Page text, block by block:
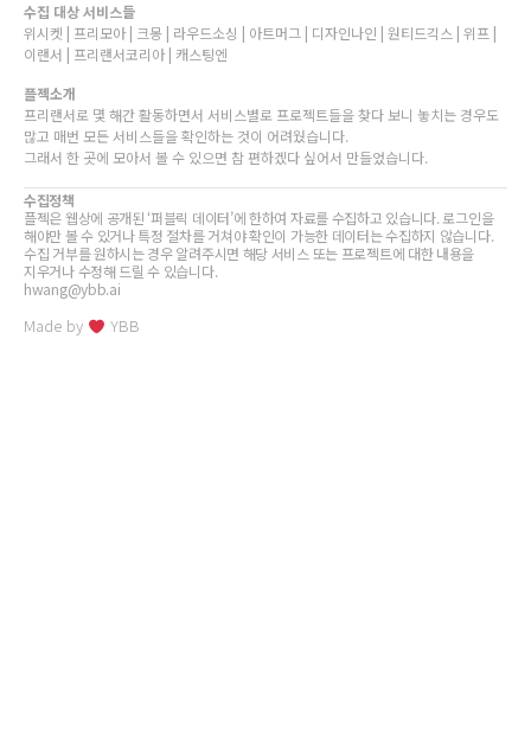
수집 대상 서비스들
위시켓 | 프리모아 | 크몽 | 라우드소싱 | 아트머그 | 디자인나인 | 원티드긱스 | 위프 |
이랜서 | 프리랜서코리아 | 캐스팅엔
플젝소개
프리랜서로 몇 해간 활동하면서 서비스별로 프로젝트들을 찾다 보니 놓치는 경우도
많고 매번 모든 서비스들을 확인하는 것이 어려웠습니다.
그래서 한 곳에 모아서 볼 수 있으면 참 편하겠다 싶어서 만들었습니다.
수집정책
플젝은 웹상에 공개된 ‘퍼블릭 데이터’에 한하여 자료를 수집하고 있습니다. 로그인을
해야만 볼 수 있거나 특정 절차를 거쳐야 확인이 가능한 데이터는 수집하지 않습니다.
수집 거부를 원하시는 경우 알려주시면 해당 서비스 또는 프로젝트에 대한 내용을
지우거나 수정해 드릴 수 있습니다.
hwang@ybb.ai
Made by YBB